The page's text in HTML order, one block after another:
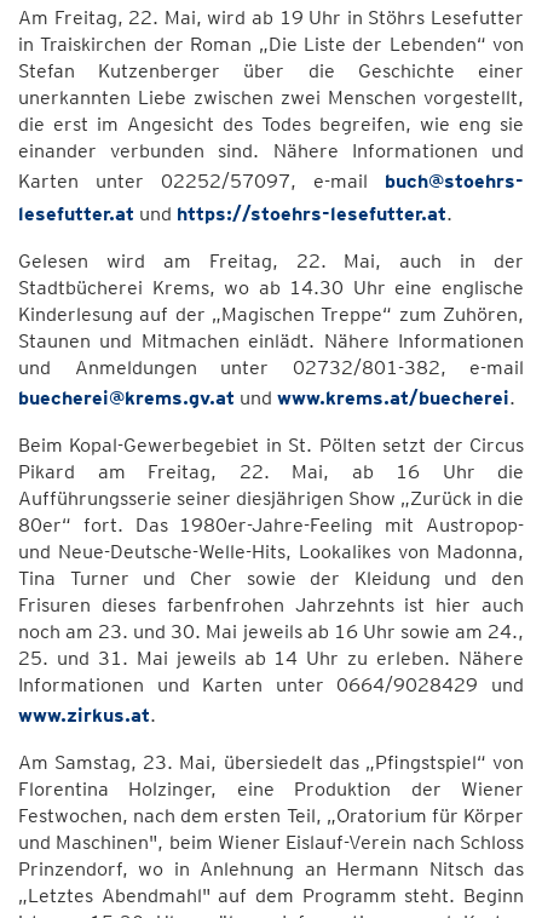
Am Freitag, 22. Mai, wird ab 19 Uhr in Stöhrs Lesefutter
in Traiskirchen der Roman „Die Liste der Lebenden“ von
Stefan Kutzenberger über die Geschichte einer
unerkannten Liebe zwischen zwei Menschen vorgestellt,
die erst im Angesicht des Todes begreifen, wie eng sie
einander verbunden sind. Nähere Informationen und
Karten unter 02252/57097, e-mail buch@stoehrs-
lesefutter.at und https://stoehrs-lesefutter.at.
Gelesen wird am Freitag, 22. Mai, auch in der
Stadtbücherei Krems, wo ab 14.30 Uhr eine englische
Kinderlesung auf der „Magischen Treppe“ zum Zuhören,
Staunen und Mitmachen einlädt. Nähere Informationen
und Anmeldungen unter 02732/801-382, e-mail
buecherei@krems.gv.at und www.krems.at/buecherei.
Beim Kopal-Gewerbegebiet in St. Pölten setzt der Circus
Pikard am Freitag, 22. Mai, ab 16 Uhr die
Aufführungsserie seiner diesjährigen Show „Zurück in die
80er“ fort. Das 1980er-Jahre-Feeling mit Austropop-
und Neue-Deutsche-Welle-Hits, Lookalikes von Madonna,
Tina Turner und Cher sowie der Kleidung und den
Frisuren dieses farbenfrohen Jahrzehnts ist hier auch
noch am 23. und 30. Mai jeweils ab 16 Uhr sowie am 24.,
25. und 31. Mai jeweils ab 14 Uhr zu erleben. Nähere
Informationen und Karten unter 0664/9028429 und
www.zirkus.at.
Am Samstag, 23. Mai, übersiedelt das „Pfingstspiel“ von
Florentina Holzinger, eine Produktion der Wiener
Festwochen, nach dem ersten Teil, „Oratorium für Körper
und Maschinen", beim Wiener Eislauf-Verein nach Schloss
Prinzendorf, wo in Anlehnung an Hermann Nitsch das
„Letztes Abendmahl" auf dem Programm steht. Beginn